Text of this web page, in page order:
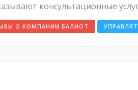
консультационные
О КОМПАНИИ БАЛИОТ